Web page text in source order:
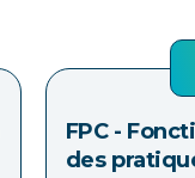
FPC -
des